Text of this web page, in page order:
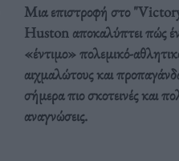
Μια επιστροφή στο
Huston αποκαλύπτει πώς
«έντιμο» πολεμικό-
αιχμαλώτους και
σήμερα πιο σκοτεινές και
αναγνώσεις.